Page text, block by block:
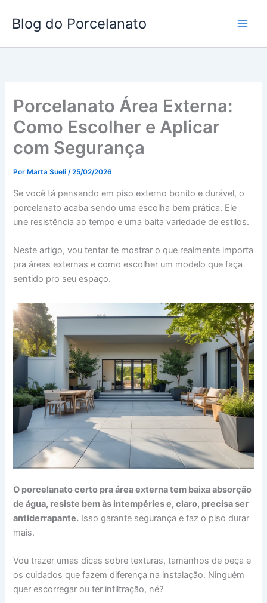
para
conteúdo
Blog do Porcelanato
Porcelanato Área Externa:
Como Escolher e Aplicar
com Segurança
Por Marta Sueli/25/02/2026
Se você tá pensando em piso externo bonito e durável, o
porcelanato acaba sendo uma escolha bem prática. Ele
une resistência ao tempo e uma baita variedade de estilos.
Neste artigo, vou tentar te mostrar o que realmente importa
pra áreas externas e como escolher um modelo que faça
sentido pro seu espaço.
O porcelanato certo pra área externa tem baixa absorção
de água, resiste bem às intempéries e, claro, precisa ser
antiderrapante. Isso garante segurança e faz o piso durar
mais.
Vou trazer umas dicas sobre texturas, tamanhos de peça e
os cuidados que fazem diferença na instalação. Ninguém
quer escorregar ou ter infiltração, né?